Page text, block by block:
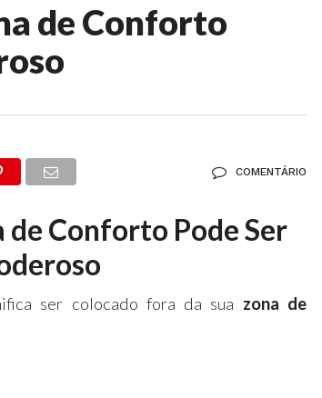
de Conforto
COMENTÁRIO
de Conforto Pode Ser
ser colocado fora da sua zona de